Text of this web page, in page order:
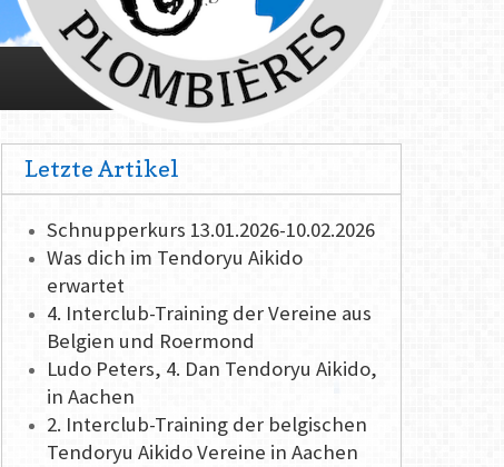
Letzte Artikel
Schnupperkurs 13.01.2026-10.02.2026
Was dich im Tendoryu Aikido
erwartet
4. Interclub-Training der Vereine aus
Belgien und Roermond
Ludo Peters, 4. Dan Tendoryu Aikido,
in Aachen
2. Interclub-Training der belgischen
Tendoryu Aikido Vereine in Aachen